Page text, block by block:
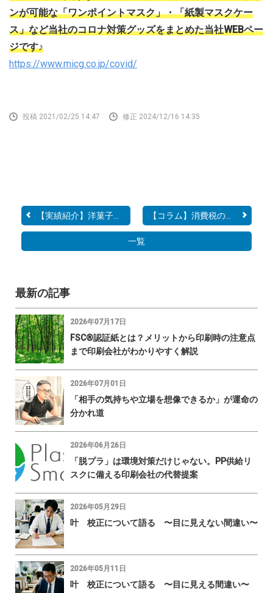
ンが可能な「ワンポイントマスク」・「紙製マスクケー
ス」など当社のコロナ対策グッズをまとめた当社WEBペー
ジです♪
https://www.micg.co.jp/covid/
投稿 2021/02/25 14:47 修正 2024/12/16 14:35
【実績紹介】洋菓子デコレ...
一覧
最新の記事
2026年07月17日
FSC®認証紙とは？メリットから印刷時の注意点
まで印刷会社がわかりやすく解説
2026年07月01日
「相手の気持ちや立場を想像できるか」が運命の
分かれ道
2026年06月26日
「脱プラ」は環境対策だけじゃない。PP供給リ
スクに備える印刷会社の代替提案
2026年05月29日
叶 校正について語る 〜目に見えない間違い〜
2026年05月11日
叶 校正について語る 〜目に見える間違い〜